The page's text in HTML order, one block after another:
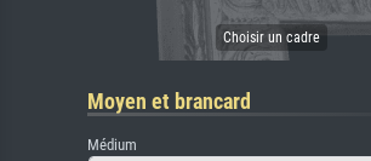
Moyen et brancard
Médium